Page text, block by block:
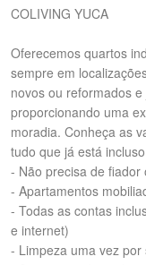
COLIVING YUCA
Oferecemos quartos
sempre em
novos ou reformados
proporcionando uma
moradia. Conheça as
tudo que já está
- Não precisa de fiador
- Apartamentos
- Todas as contas
e internet)
- Limpeza uma vez por